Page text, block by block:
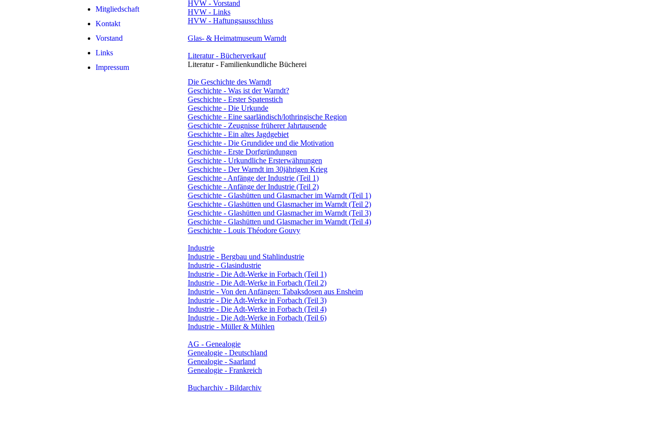
Mitgliedschaft
Kontakt
Vorstand
Links
Impressum
HVW - Vorstand
HVW - Links
HVW - Haftungsausschluss
Glas- & Heimatmuseum Warndt
Literatur - Bücherverkauf
Literatur - Familienkundliche Bücherei
Die Geschichte des Warndt
Geschichte - Was ist der Warndt?
Geschichte - Erster Spatenstich
Geschichte - Die Urkunde
Geschichte - Eine saarländisch/lothringische Region
Geschichte - Zeugnisse früherer Jahrtausende
Geschichte - Ein altes Jagdgebiet
Geschichte - Die Grundidee und die Motivation
Geschichte - Erste Dorfgründungen
Geschichte - Urkundliche Ersterwähnungen
Geschichte - Der Warndt im 30jährigen Krieg
Geschichte - Anfänge der Industrie (Teil 1)
Geschichte - Anfänge der Industrie (Teil 2)
Geschichte - Glashütten und Glasmacher im Warndt (Teil 1)
Geschichte - Glashütten und Glasmacher im Warndt (Teil 2)
Geschichte - Glashütten und Glasmacher im Warndt (Teil 3)
Geschichte - Glashütten und Glasmacher im Warndt (Teil 4)
Geschichte - Louis Théodore Gouvy
Industrie
Industrie - Bergbau und Stahlindustrie
Industrie - Glasindustrie
Industrie - Die Adt-Werke in Forbach (Teil 1)
Industrie - Die Adt-Werke in Forbach (Teil 2)
Industrie - Von den Anfängen: Tabaksdosen aus Ensheim
Industrie - Die Adt-Werke in Forbach (Teil 3)
Industrie - Die Adt-Werke in Forbach (Teil 4)
Industrie - Die Adt-Werke in Forbach (Teil 6)
Industrie - Müller & Mühlen
AG - Genealogie
Genealogie - Deutschland
Genealogie - Saarland
Genealogie - Frankreich
Bucharchiv - Bildarchiv